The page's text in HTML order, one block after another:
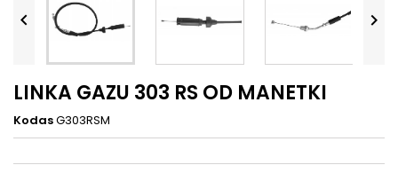
 
 
LINKA GAZU 303 RS OD MANETKI
KodasG303RSM